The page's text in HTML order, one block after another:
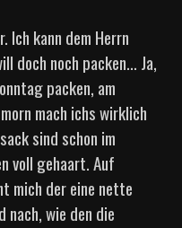
Ich kann dem Herrn
doch noch packen… Ja,
packen, am
mach ichs wirklich
sind schon im
voll gehaart. Auf
mich der eine nette
wie den die